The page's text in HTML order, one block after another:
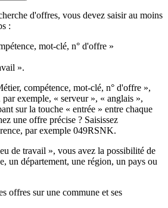
d'offres, vous devez saisir au moins
:
mot-clé, n° d'offre »
».
compétence, mot-clé, n° d'offre »,
exemple, « serveur », « anglais »,
sur la touche « entrée » entre chaque
une offre précise ? Saisissez
par exemple 049RSNK.
de travail », vous avez la possibilité de
un département, une région, un pays ou
offres sur une commune et ses